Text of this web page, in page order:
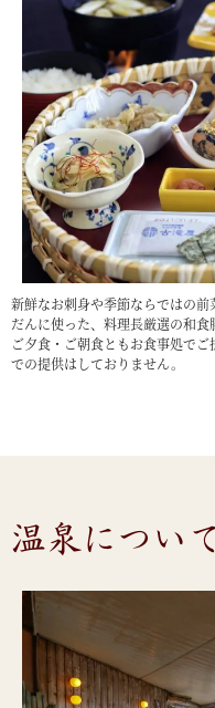
新鮮なお刺身や季節ならではの
だんに使った、料理長厳選の和食
ご夕食・ご朝食ともお食事処で
での提供はしておりません。
温泉について